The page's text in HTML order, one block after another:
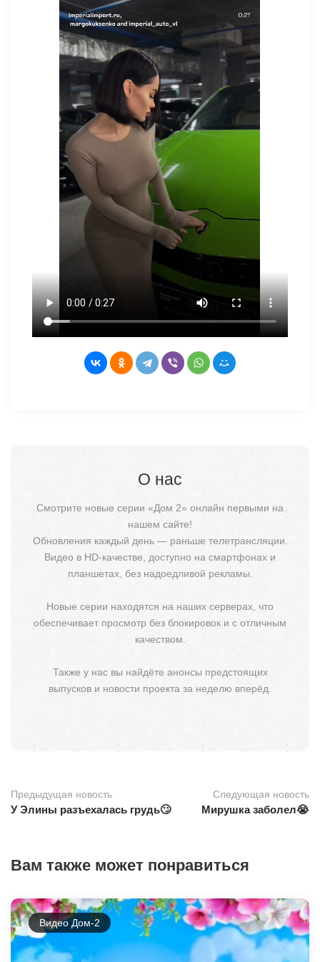
О нас
Смотрите новые серии «Дом 2» онлайн первыми на
нашем сайте!
Обновления каждый день — раньше телетрансляции.
Видео в HD-качестве, доступно на смартфонах и
планшетах, без надоедливой рекламы.
Новые серии находятся на наших серверах, что
обеспечивает просмотр без блокировок и с отличным
качеством.
Также у нас вы найдёте анонсы предстоящих
выпусков и новости проекта за неделю вперёд.
Предыдущая новость
У Элины разъехалась грудь🙄
Следующая новость
Мирушка заболел😭
Вам также может понравиться
Видео Дом-2